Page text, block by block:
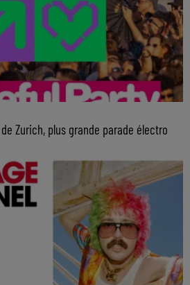
Zurich, plus grande parade électro